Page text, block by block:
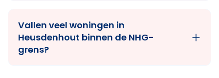
Vallen veel woningen in
Heusdenhout binnen de NHG-
grens?